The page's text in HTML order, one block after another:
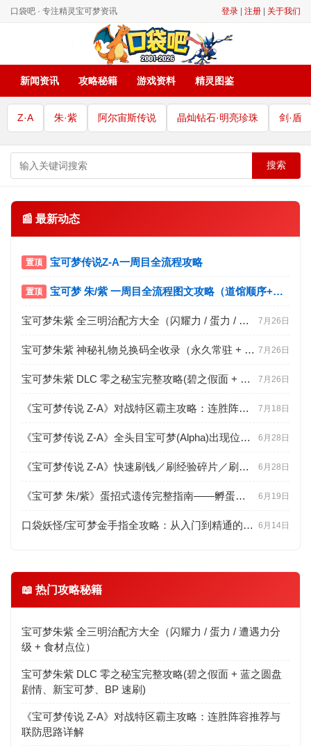
口袋吧 · 专注精灵宝可梦资讯 登录 注册 关于我们
新闻资讯 攻略秘籍 游戏资料 精灵图鉴
Z·A 朱·紫 阿尔宙斯传说 晶灿钻石·明亮珍珠 剑·盾
搜索
📰 最新动态
宝可梦传说Z-A一周目全流程攻略
宝可梦 朱/紫 一周目全流程图文攻略（道馆顺序+宝主挑战）
宝可梦朱紫 全三明治配方大全（闪耀力 / 蛋力 / 遭遇力分级 + 食材点位） 7月26日
宝可梦朱紫 神秘礼物兑换码全收录（永久常驻 + 限时配信 + 联网直领教程） 7月26日
宝可梦朱紫 DLC 零之秘宝完整攻略(碧之假面 + 蓝之圆盘剧情、新宝可梦、BP 速刷) 7月26日
《宝可梦传说 Z-A》对战特区霸主攻略：连胜阵容推荐与联防思路详解 7月18日
《宝可梦传说 Z-A》全头目宝可梦(Alpha)出现位置与高效捕捉技巧 6月28日
《宝可梦传说 Z-A》快速刷钱／刷经验碎片／刷努力值(EV)高效路线 6月28日
《宝可梦 朱/紫》蛋招式遗传完整指南——孵蛋步数、连锁判定与百变怪用法 6月19日
口袋妖怪/宝可梦金手指全攻略：从入门到精通的工具百科 6月14日
📖 热门攻略秘籍
宝可梦朱紫 全三明治配方大全（闪耀力 / 蛋力 / 遭遇力分
级 + 食材点位）
宝可梦朱紫 DLC 零之秘宝完整攻略(碧之假面 + 蓝之圆盘
剧情、新宝可梦、BP 速刷)
《宝可梦传说 Z-A》对战特区霸主攻略：连胜阵容推荐与
联防思路详解